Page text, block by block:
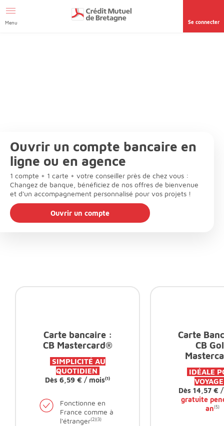
page accessibilité
Menu Se connecter
Ouvrir un compte bancaire en
ligne ou en agence
1 compte + 1 carte + votre conseiller près de chez vous :
Changez de banque, bénéficiez de nos offres de bienvenue
et d'un accompagnement personnalisé pour vos projets !
Ouvrir un compte
Carte bancaire :
CB Mastercard®
SIMPLICITÉ AU
QUOTIDIEN
Dès 6,59 € / mois(1)
Fonctionne en
France comme à
l'étranger(2)(3)
Carte
CB
IDÉALE
Dès 14,57 €
gratuite
an(5)